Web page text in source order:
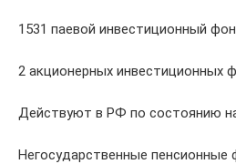
1531 паевой инвестиционный
2 акционерных инвестиционных
Действуют в РФ по состоянию
Негосударственные